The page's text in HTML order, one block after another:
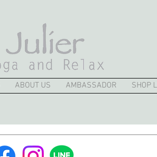
ABOUT US AMBASSADOR SHOP